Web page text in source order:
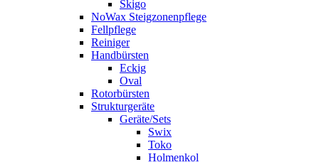
Skigo
NoWax Steigzonenpflege
Fellpflege
Reiniger
Handbürsten
Eckig
Oval
Rotorbürsten
Strukturgeräte
Geräte/Sets
Swix
Toko
Holmenkol